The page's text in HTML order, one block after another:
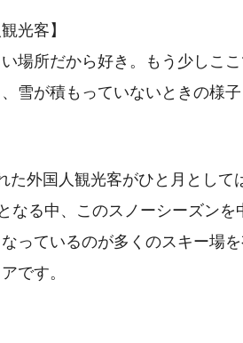
光客】
い場所だから好き。もう少しこ
雪が積もっていないときの様
た外国人観光客がひと月として
なる中、このスノーシーズンを
っているのが多くのスキー場
です。